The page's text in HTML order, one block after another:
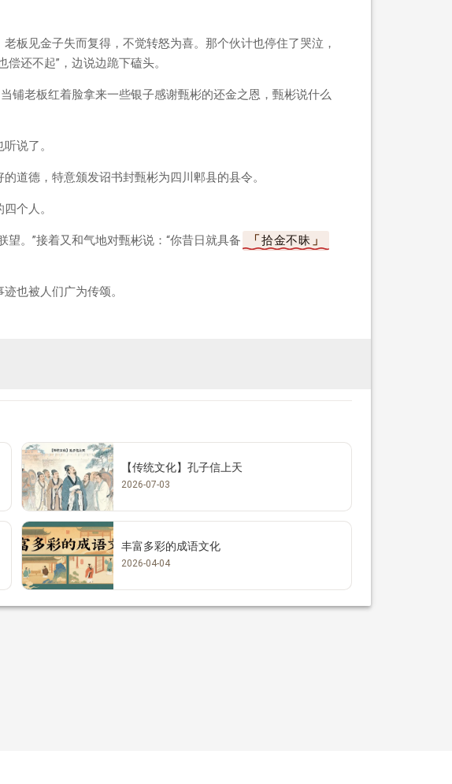
板见金子失而复得，不觉转怒为喜。那个伙计也停住了哭泣，
还不起”，边说边跪下磕头。
铺老板红着脸拿来一些银子感谢甄彬的还金之恩，甄彬说什么
说了。
道德，特意颁发诏书封甄彬为四川郫县的县令。
个人。
。”接着又和气地对甄彬说：“你昔日就具备
拾金不昧
也被人们广为传颂。
【传统文化】孔子信上天
2026-07-03
丰富多彩的成语文化
2026-04-04